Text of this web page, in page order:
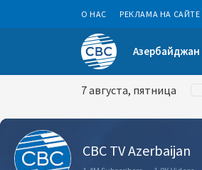
О НАС РЕКЛАМА НА САЙТЕ
Азербайджан
7 августа, пятница
CBC TV Azerbaijan